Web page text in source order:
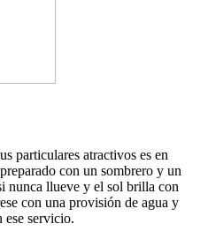
particulares atractivos es en
con un sombrero y un
nunca llueve y el sol brilla con
con una provisión de agua y
ese servicio.